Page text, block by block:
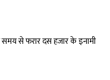
से फरार दस हजार के इनामी